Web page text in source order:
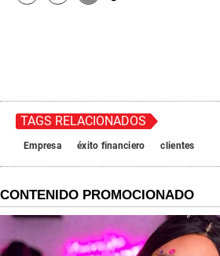
TAGS RELACIONADOS
Empresa éxito financiero clientes